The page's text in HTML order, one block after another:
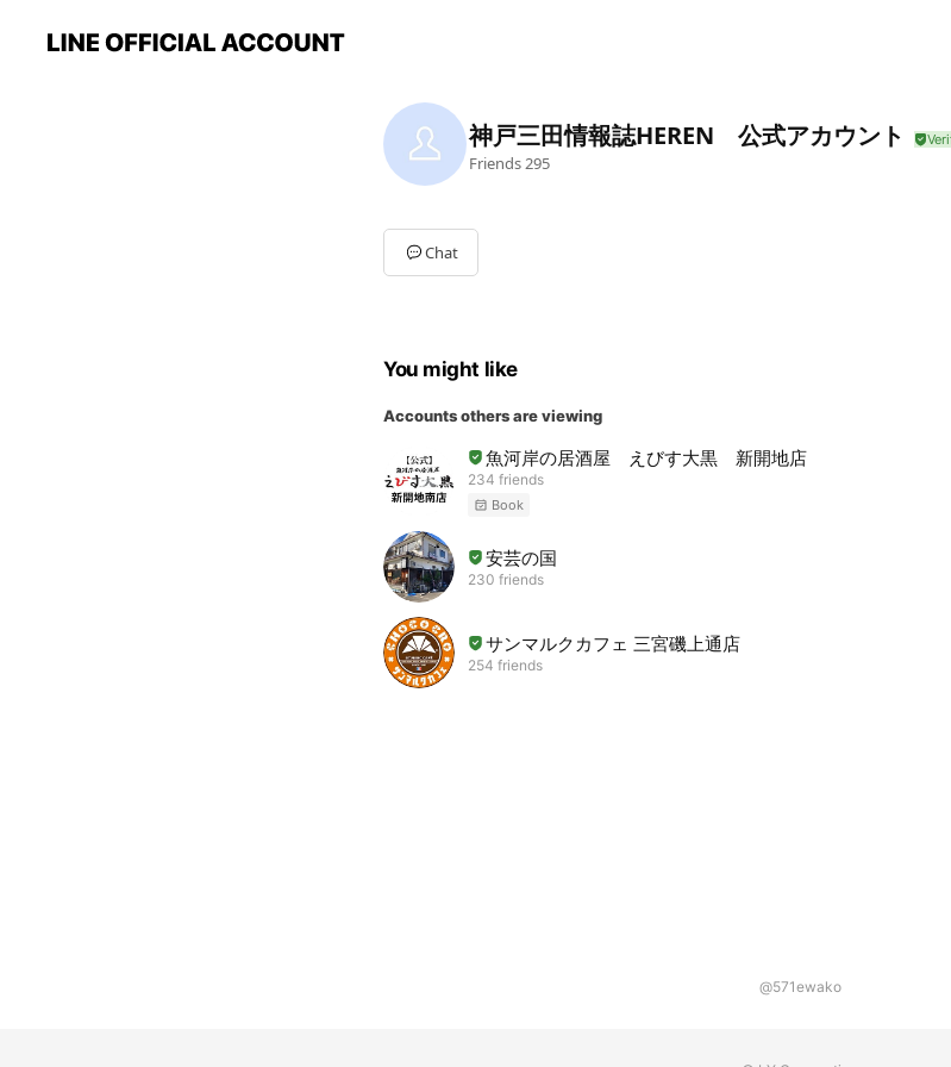
神戸三田情報誌HEREN 公式アカウント
Friends 295
Chat
You might like
Accounts others are viewing
魚河岸の居酒屋 えびす大黒 新開地店
234 friends
Book
安芸の国
230 friends
サンマルクカフェ 三宮磯上通店
254 friends
@571ewako